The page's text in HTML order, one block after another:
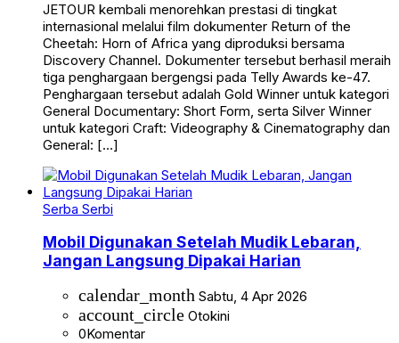
JETOUR kembali menorehkan prestasi di tingkat
internasional melalui film dokumenter Return of the
Cheetah: Horn of Africa yang diproduksi bersama
Discovery Channel. Dokumenter tersebut berhasil meraih
tiga penghargaan bergengsi pada Telly Awards ke-47.
Penghargaan tersebut adalah Gold Winner untuk kategori
General Documentary: Short Form, serta Silver Winner
untuk kategori Craft: Videography & Cinematography dan
General: […]
Serba Serbi
Mobil Digunakan Setelah Mudik Lebaran,
Jangan Langsung Dipakai Harian
calendar_month Sabtu, 4 Apr 2026
account_circle Otokini
0Komentar